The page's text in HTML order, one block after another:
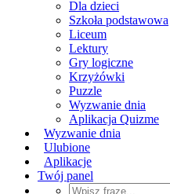
Dla dzieci
Szkoła podstawowa
Liceum
Lektury
Gry logiczne
Krzyżówki
Puzzle
Wyzwanie dnia
Aplikacja Quizme
Wyzwanie dnia
Ulubione
Aplikacje
Twój panel